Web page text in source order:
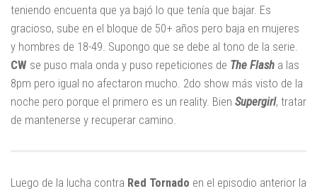
teniendo encuenta que ya bajó lo que tenía que bajar. Es
gracioso, sube en el bloque de 50+ años pero baja en mujeres
y hombres de 18-49. Supongo que se debe al tono de la serie.
CW se puso mala onda y puso repeticiones de The Flash a las
8pm pero igual no afectaron mucho. 2do show más visto de la
noche pero porque el primero es un reality. Bien Supergirl, tratar
de mantenerse y recuperar camino.
Luego de la lucha contra Red Tornado en el episodio anterior la